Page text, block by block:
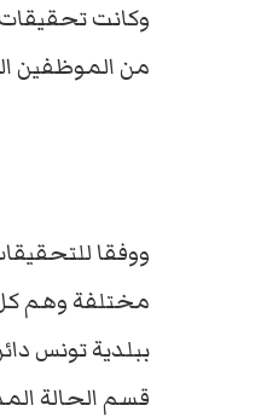
وكانت
من الموظفين
ووفقا
مختلفة وهم
ببلدية تونس
قسم الحالة